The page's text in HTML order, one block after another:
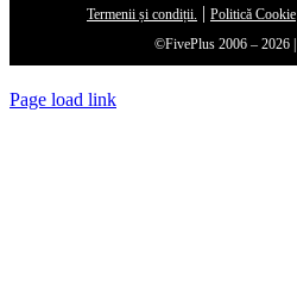
Termenii și condiții. | Politică Cookie
©FivePlus 2006 – 2026 |
Page load link